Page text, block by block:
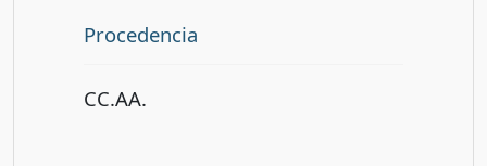
Procedencia
CC.AA.